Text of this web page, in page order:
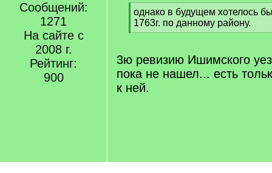
Сообщений:
1271
На сайте с
2008 г.
Рейтинг:
900
[
q
]
однако в будущем хотелось
1763г. по данному району.
[
q
3ю ревизию Ишимского
пока не нашел... есть
к ней.